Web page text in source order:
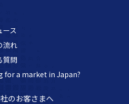
ース
流れ
質問
for a market in Japan?
のお客さまへ